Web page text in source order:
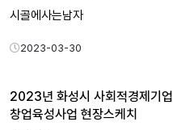
시골에사는남자
2023-03-30
2023년 화성시 사회적경제기업
창업육성사업 현장스케치